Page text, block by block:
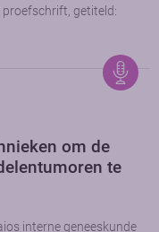
proefschrift, getiteld:
om de
te
interne geneeskunde